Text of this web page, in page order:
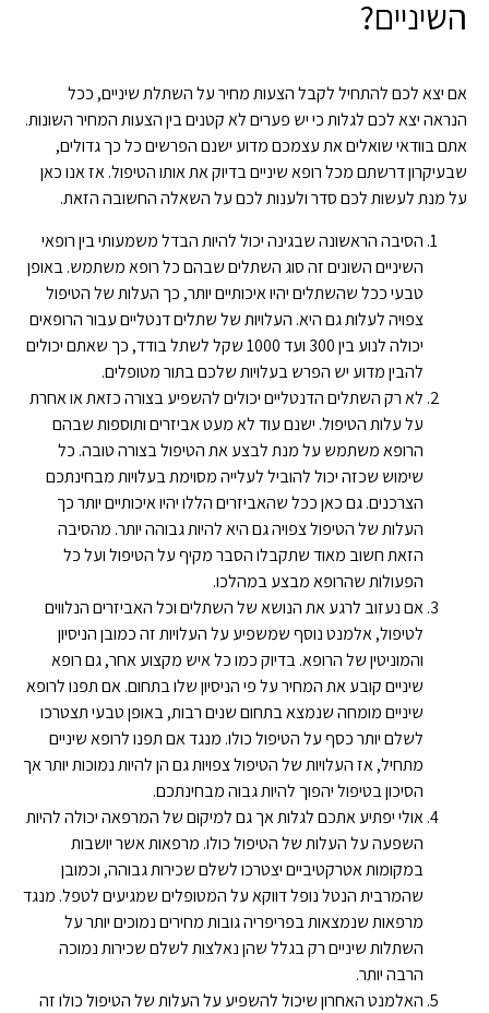
השיניים?
אם יצא לכם להתחיל לקבל הצעות מחיר על השתלת שיניים, ככל
הנראה יצא לכם לגלות כי יש פערים לא קטנים בין הצעות המחיר השונות.
אתם בוודאי שואלים את עצמכם מדוע ישנם הפרשים כל כך גדולים,
שבעיקרון דרשתם מכל רופא שיניים בדיוק את אותו הטיפול. אז אנו כאן
על מנת לעשות לכם סדר ולענות לכם על השאלה החשובה הזאת.
הסיבה הראשונה שבגינה יכול להיות הבדל משמעותי בין רופאי
השיניים השונים זה סוג השתלים שבהם כל רופא משתמש. באופן
טבעי ככל שהשתלים יהיו איכותיים יותר, כך העלות של הטיפול
צפויה לעלות גם היא. העלויות של שתלים דנטליים עבור הרופאים
יכולה לנוע בין 300 ועד 1000 שקל לשתל בודד, כך שאתם יכולים
להבין מדוע יש הפרש בעלויות שלכם בתור מטופלים.
לא רק השתלים הדנטליים יכולים להשפיע בצורה כזאת או אחרת
על עלות הטיפול. ישנם עוד לא מעט אביזרים ותוספות שבהם
הרופא משתמש על מנת לבצע את הטיפול בצורה טובה. כל
שימוש שכזה יכול להוביל לעלייה מסוימת בעלויות מבחינתכם
הצרכנים. גם כאן ככל שהאביזרים הללו יהיו איכותיים יותר כך
העלות של הטיפול צפויה גם היא להיות גבוהה יותר. מהסיבה
הזאת חשוב מאוד שתקבלו הסבר מקיף על הטיפול ועל כל
הפעולות שהרופא מבצע במהלכו.
אם נעזוב לרגע את הנושא של השתלים וכל האביזרים הנלווים
לטיפול, אלמנט נוסף שמשפיע על העלויות זה כמובן הניסיון
והמוניטין של הרופא. בדיוק כמו כל איש מקצוע אחר, גם רופא
שיניים קובע את המחיר על פי הניסיון שלו בתחום. אם תפנו לרופא
שיניים מומחה שנמצא בתחום שנים רבות, באופן טבעי תצטרכו
לשלם יותר כסף על הטיפול כולו. מנגד אם תפנו לרופא שיניים
מתחיל, אז העלויות של הטיפול צפויות גם הן להיות נמוכות יותר אך
הסיכון בטיפול יהפוך להיות גבוה מבחינתכם.
אולי יפתיע אתכם לגלות אך גם למיקום של המרפאה יכולה להיות
השפעה על העלות של הטיפול כולו. מרפאות אשר יושבות
במקומות אטרקטיביים יצטרכו לשלם שכירות גבוהה, וכמובן
שהמרבית הנטל נופל דווקא על המטופלים שמגיעים לטפל. מנגד
מרפאות שנמצאות בפריפריה גובות מחירים נמוכים יותר על
השתלות שיניים רק בגלל שהן נאלצות לשלם שכירות נמוכה
הרבה יותר.
האלמנט האחרון שיכול להשפיע על העלות של הטיפול כולו זה